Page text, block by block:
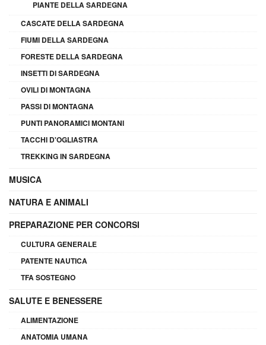
PIANTE DELLA SARDEGNA
CASCATE DELLA SARDEGNA
FIUMI DELLA SARDEGNA
FORESTE DELLA SARDEGNA
INSETTI DI SARDEGNA
OVILI DI MONTAGNA
PASSI DI MONTAGNA
PUNTI PANORAMICI MONTANI
TACCHI D'OGLIASTRA
TREKKING IN SARDEGNA
MUSICA
NATURA E ANIMALI
PREPARAZIONE PER CONCORSI
CULTURA GENERALE
PATENTE NAUTICA
TFA SOSTEGNO
SALUTE E BENESSERE
ALIMENTAZIONE
ANATOMIA UMANA